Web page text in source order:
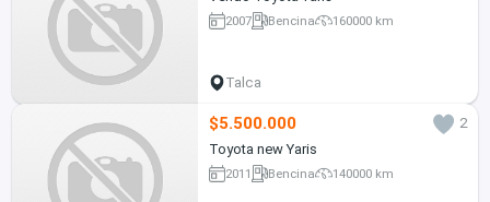
2007 Bencina 160000 km
Talca
$5.500.000
2
Toyota new Yaris
2011 Bencina 140000 km